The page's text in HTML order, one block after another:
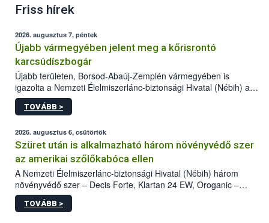
Friss hírek
2026. augusztus 7, péntek
Újabb vármegyében jelent meg a kőrisrontó
karcsúdíszbogár
Újabb területen, Borsod-Abaúj-Zemplén vármegyében is
igazolta a Nemzeti Élelmiszerlánc-biztonsági Hivatal (Nébih) a
kőrisrontó karcsúdíszbogár (Agrilus planipennis) jelenlétét. A
kártevőt nem csak színcsapdában találták meg, de már fertőzött
az intenzív felderítést, emellett az intézkedéseket a szlovák
hatósággal is összehangolják a terjedés megállítása érdekében.
TOVÁBB >
2026. augusztus 6, csütörtök
Szüret után is alkalmazható három növényvédő szer
az amerikai szőlőkabóca ellen
A Nemzeti Élelmiszerlánc-biztonsági Hivatal (Nébih) három
növényvédő szer – Decis Forte, Klartan 24 EW, Oroganic –
engedélyokiratát módosította, így azok a szüretet követően,
egészen a vesszőérettség (BBCH 91) stádiumáig
TOVÁBB >